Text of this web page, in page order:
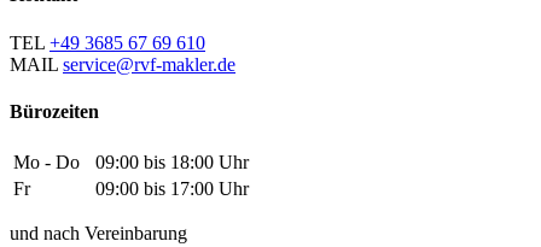
TEL +49 3685 67 69 610
MAIL service@rvf-makler.de
Bürozeiten
Mo - Do
09:00 bis 18:00 Uhr
Fr
09:00 bis 17:00 Uhr
und nach Vereinbarung